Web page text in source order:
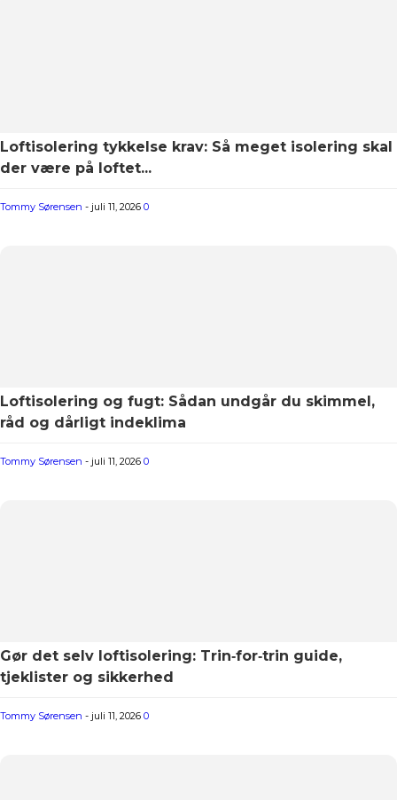
Loftisolering tykkelse krav: Så meget isolering skal
der være på loftet...
Tommy Sørensen - juli 11, 2026 0
Loftisolering og fugt: Sådan undgår du skimmel,
råd og dårligt indeklima
Tommy Sørensen - juli 11, 2026 0
Gør det selv loftisolering: Trin‑for‑trin guide,
tjeklister og sikkerhed
Tommy Sørensen - juli 11, 2026 0